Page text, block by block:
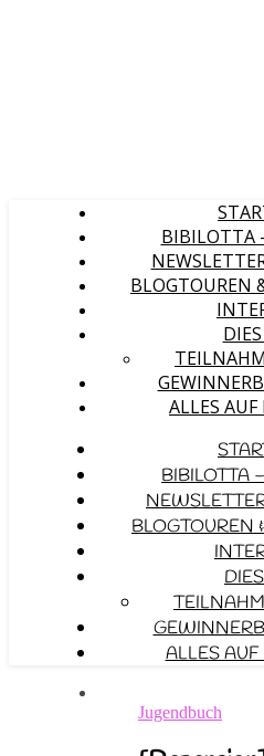
BIBILOTTA
BLOGTOUREN
ALLES
BIBILOTTA
BLOGTOUREN
ALLES
Jugendbuch